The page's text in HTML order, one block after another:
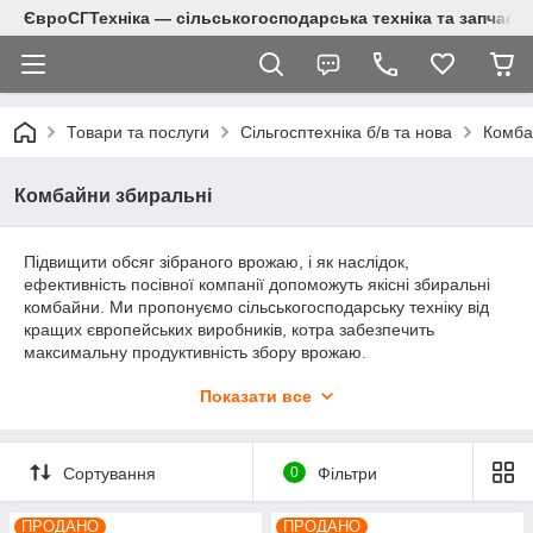
ЄвроСГТехніка — сільськогосподарська техніка та
Товари та послуги Сільгосптехніка б/в та нова
Комбайни збиральні
Підвищити обсяг зібраного врожаю, і як наслідок,
ефективність посівної компанії допоможуть якісні збиральні
комбайни. Ми пропонуємо сільськогосподарську техніку від
кращих європейських виробників, котра забезпечить
максимальну продуктивність збору врожаю.
вигідніша за оренду
Практика найму працівників із власною збиральною технікою
Показати все
Сортування 0 Фільтри
ПРОДАНО ПРОДАНО